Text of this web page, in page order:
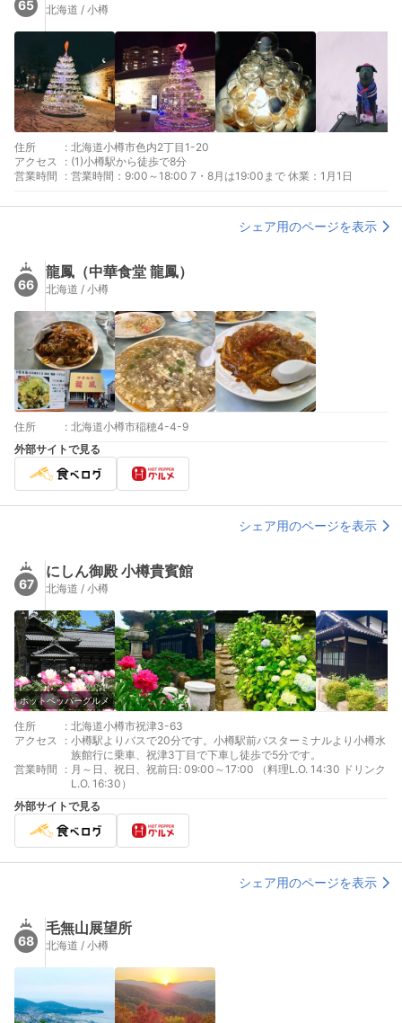
65 北海道 / 小樽
住所 : 北海道小樽市色内2丁目1-20
アクセス
: (1)小樽駅から徒歩で8分
営業時間
: 営業時間：9:00～18:00 7・8月は19:00まで 休業：1月1日
シェア用のページを表示
66
龍鳳（中華食堂 龍鳳）
北海道 / 小樽
住所 : 北海道小樽市稲穂4-4-9
外部サイトで見る
シェア用のページを表示
67
にしん御殿 小樽貴賓館
北海道 / 小樽
ホットペッパーグルメ
住所 : 北海道小樽市祝津3-63
アクセス
: 小樽駅よりバスで20分です。小樽駅前バスターミナルより小樽水
族館行に乗車、祝津3丁目で下車し徒歩で5分です。
営業時間
: 月～日、祝日、祝前日: 09:00～17:00 （料理L.O. 14:30 ドリンク
L.O. 16:30）
外部サイトで見る
シェア用のページを表示
68
毛無山展望所
北海道 / 小樽